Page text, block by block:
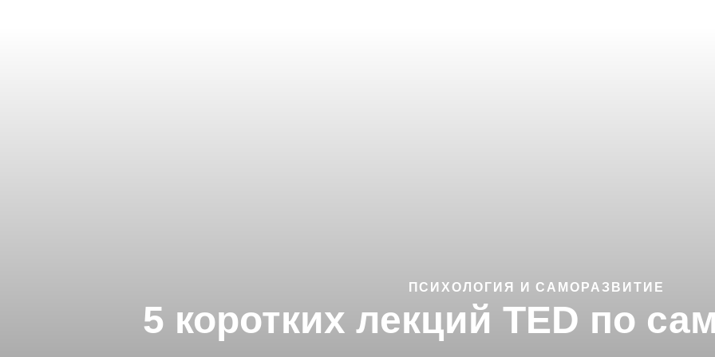
ПСИХОЛОГИЯ И САМОРАЗВИТИЕ
5 коротких лекций TED по